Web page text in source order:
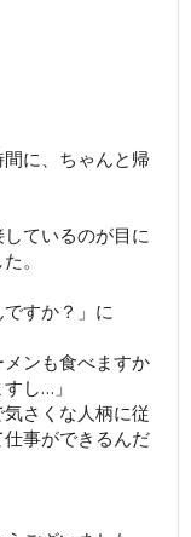
間に、ちゃんと帰
ているのが目に
。
すか？」に
メンも食べますか
し…」
さくな人柄に従
事ができるんだ